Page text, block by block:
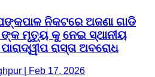
ନିକଟରେ ଅଜଣା ଗାଡି
ମୃତ୍ୟୁ କୁ ନେଇ ସ୍ଥାନୀୟ
ରାସ୍ତା ଅବରୋଧ
| Feb 17, 2026